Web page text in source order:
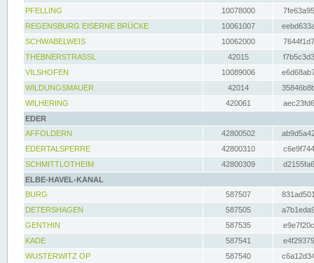
PFELLING
10078000
REGENSBURG EISERNE BRÜCKE
10061007
SCHWABELWEIS
10062000
THEBNERSTRASSL
42015
VILSHOFEN
10089006
WILDUNGSMAUER
42014
WILHERING
420061
EDER
AFFOLDERN
42800502
EDERTALSPERRE
42800310
SCHMITTLOTHEIM
42800309
ELBE-HAVEL-KANAL
BURG
587507
DETERSHAGEN
587505
GENTHIN
587535
KADE
587541
WUSTERWITZ OP
587540